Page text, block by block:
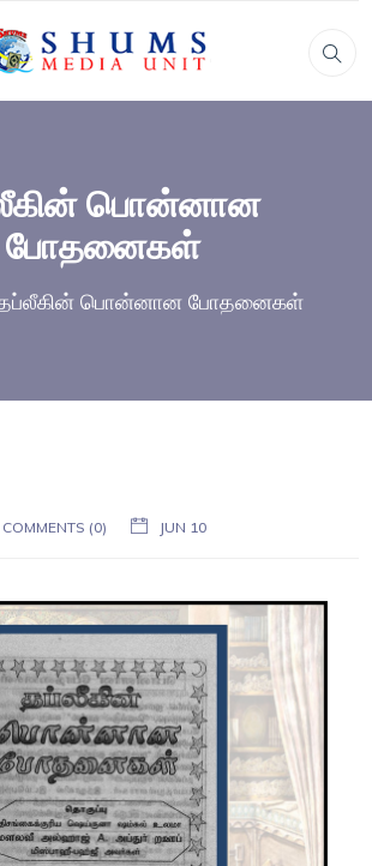
பொன்னான
போதனைகள்
பொன்னான போதனைகள்
COMMENTS (0) JUN 10